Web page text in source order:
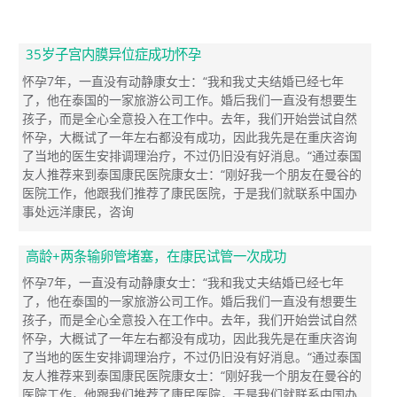
35岁子宫内膜异位症成功怀孕
怀孕7年，一直没有动静康女士：“我和我丈夫结婚已经七年
了，他在泰国的一家旅游公司工作。婚后我们一直没有想要生
孩子，而是全心全意投入在工作中。去年，我们开始尝试自然
怀孕，大概试了一年左右都没有成功，因此我先是在重庆咨询
了当地的医生安排调理治疗，不过仍旧没有好消息。“通过泰国
友人推荐来到泰国康民医院康女士：“刚好我一个朋友在曼谷的
医院工作，他跟我们推荐了康民医院，于是我们就联系中国办
事处远洋康民，咨询
高龄+两条输卵管堵塞，在康民试管一次成功
怀孕7年，一直没有动静康女士：“我和我丈夫结婚已经七年
了，他在泰国的一家旅游公司工作。婚后我们一直没有想要生
孩子，而是全心全意投入在工作中。去年，我们开始尝试自然
怀孕，大概试了一年左右都没有成功，因此我先是在重庆咨询
了当地的医生安排调理治疗，不过仍旧没有好消息。“通过泰国
友人推荐来到泰国康民医院康女士：“刚好我一个朋友在曼谷的